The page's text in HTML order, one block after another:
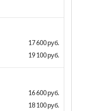
17 600 руб.
19 100 руб.
16 600 руб.
18 100 руб.